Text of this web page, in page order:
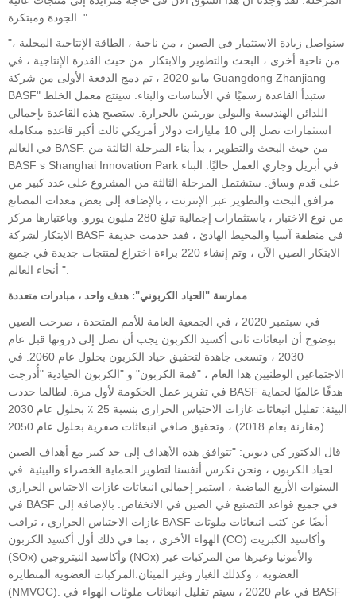
الجودة ومبتكرة. "
"سنواصل زيادة الاستثمار في الصين ، من ناحية ، الطاقة الإنتاجية المحلية ،
من ناحية أخرى ، البحث والتطوير والابتكار. من حيث القدرة الإنتاجية ، في
مايو 2020 ، تم دمج الدفعة الأولى من شركة Guangdong Zhanjiang
BASF" ستبدأ القاعدة رسميًا في الأساسات والبناء. سينتج معمل الخلط
اللدائن الهندسية والبولي يوريثين بالحرارة. ستصبح هذه القاعدة بإجمالي
استثمارات تصل إلى 10 مليارات دولار أمريكي ثالث أكبر قاعدة متكاملة
في العالم BASF. من حيث البحث والتطوير ، بدأ بناء المرحلة الثالثة من
BASF s Shanghai Innovation Park في أبريل وجاري العمل حاليًا. البناء
على قدم وساق. ستشتمل المرحلة الثالثة من المشروع على عدد كبير من
مرافق البحث والتطوير عبر الإنترنت ، بالإضافة إلى بعض معدات المصانع
من نوع الاختبار ، باستثمارات إجمالية تبلغ 280 مليون يورو. وباعتبارها مركز
الابتكار لشركة BASF في منطقة آسيا والمحيط الهادئ ، فقد خدمت حديقة
الابتكار الصين الآن ، وتم إنشاء 220 براءة اختراع لمنتجات جديدة في جميع
أنحاء العالم ".
ممارسة "الحياد الكربوني": هدف واحد ، مبادرات متعددة
في سبتمبر 2020 ، في الجمعية العامة للأمم المتحدة ، صرحت الصين
بوضوح أن انبعاثات ثاني أكسيد الكربون يجب أن تصل إلى ذروتها قبل عام
2030 ، وتسعى جاهدة لتحقيق حياد الكربون بحلول عام 2060. في
الاجتماعين الوطنيين هذا العام ، "قمة الكربون" و "الكربون الحيادية "أُدرجت
في تقرير عمل الحكومة لأول مرة. لطالما حددت BASF هدفًا عالميًا لحماية
البيئة: تقليل انبعاثات غازات الاحتباس الحراري بنسبة 25 ٪ بحلول عام 2030
قال الدكتور كي ديوين: "تتوافق هذه الأهداف إلى حد كبير مع أهداف الصين
لحياد الكربون ، ونحن نكرس أنفسنا لتطوير الحماية الخضراء والبيئية. في
السنوات الأربع الماضية ، استمر إجمالي انبعاثات غازات الاحتباس الحراري
في BASF في جميع قواعد التصنيع في الصين في الانخفاض. بالإضافة إلى
غازات الاحتباس الحراري ، تراقب BASF أيضًا عن كثب انبعاثات ملوثات
الهواء الأخرى ، بما في ذلك أول أكسيد الكربون (CO) وأكاسيد الكبريت
(SOx) وأكاسيد النيتروجين (NOx) والأمونيا وغيرها من المركبات غير
العضوية ، وكذلك الغبار وغير الميثان.المركبات العضوية المتطايرة
(NMVOC). في عام 2020 ، سيتم تقليل انبعاثات ملوثات الهواء في BASF